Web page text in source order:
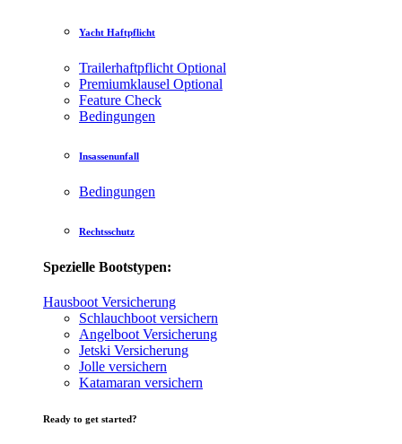
Yacht Haftpflicht
Trailerhaftpflicht Optional
Premiumklausel Optional
Feature Check
Bedingungen
Insassenunfall
Bedingungen
Rechtsschutz
Spezielle Bootstypen:
Hausboot Versicherung
Schlauchboot versichern
Angelboot Versicherung
Jetski Versicherung
Jolle versichern
Katamaran versichern
Ready to get started?